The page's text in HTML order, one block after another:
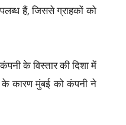
हैं, जिससे ग्राहकों को
के विस्तार की दिशा में
के कारण मुंबई को कंपनी ने